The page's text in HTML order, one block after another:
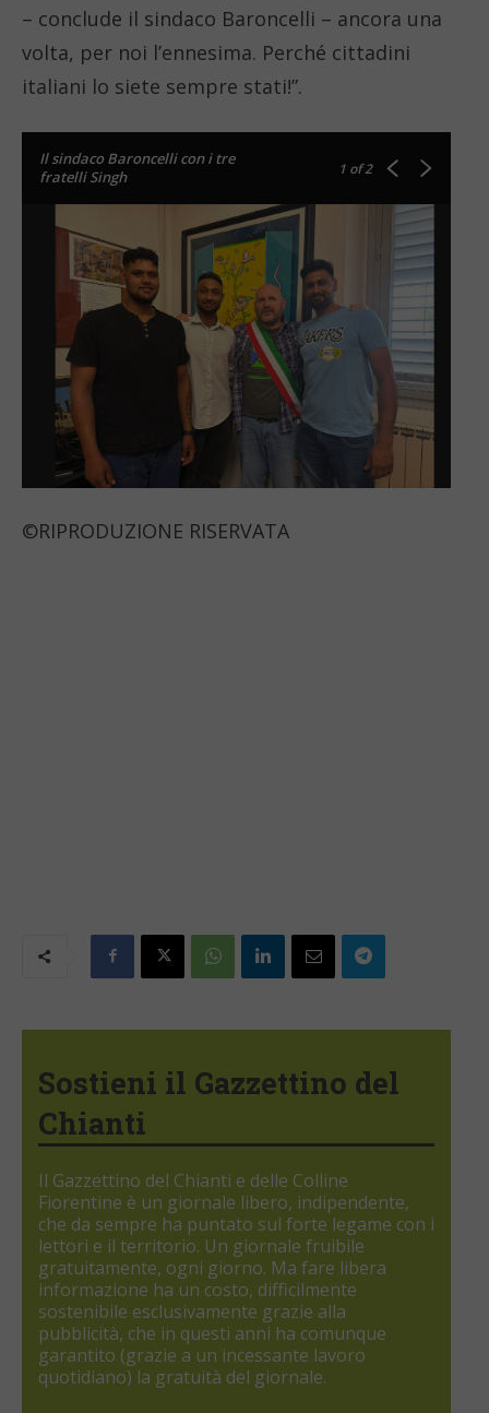
– conclude il sindaco Baroncelli – ancora una
volta, per noi l’ennesima. Perché cittadini
italiani lo siete sempre stati!”.
Il sindaco Baroncelli con i tre
fratelli Singh
1 of 2
©RIPRODUZIONE RISERVATA
Sostieni il Gazzettino del
Chianti
Il Gazzettino del Chianti e delle Colline
Fiorentine è un giornale libero, indipendente,
che da sempre ha puntato sul forte legame con i
lettori e il territorio. Un giornale fruibile
gratuitamente, ogni giorno. Ma fare libera
informazione ha un costo, difficilmente
sostenibile esclusivamente grazie alla
pubblicità, che in questi anni ha comunque
garantito (grazie a un incessante lavoro
quotidiano) la gratuità del giornale.